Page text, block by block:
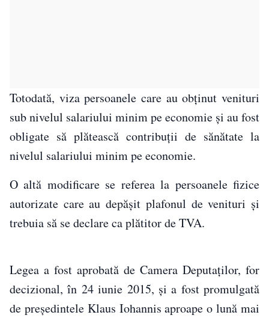
Totodată, viza persoanele care au obţinut venituri
sub nivelul salariului minim pe economie şi au fost
obligate să plătească contribuţii de sănătate la
nivelul salariului minim pe economie.
O altă modificare se referea la persoanele fizice
autorizate care au depăşit plafonul de venituri şi
trebuia să se declare ca plătitor de TVA.
Legea a fost aprobată de Camera Deputaţilor, for
decizional, în 24 iunie 2015, şi a fost promulgată
de preşedintele Klaus Iohannis aproape o lună mai